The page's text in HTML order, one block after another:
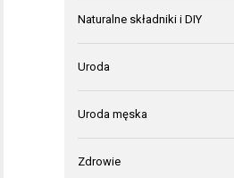
Naturalne składniki i DIY
Uroda
Uroda męska
Zdrowie